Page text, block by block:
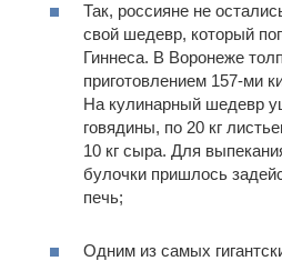
Так, россияне не
свой шедевр, который
Гиннеса. В Воронеже
приготовлением 157-ми
На кулинарный шедевр
говядины, по 20 кг
10 кг сыра. Для
булочки пришлось
печь;
Одним из самых